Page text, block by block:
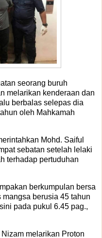
seorang buruh
melarikan kenderaan dan
berbalas selepas dia
oleh Mahkamah
Mohd. Saiful
sebatan setelah lelaki
terhadap pertuduhan
berkumpulan bersa
berusia 45 tahun
pada pukul 6.45 pag.,
melarikan Proton